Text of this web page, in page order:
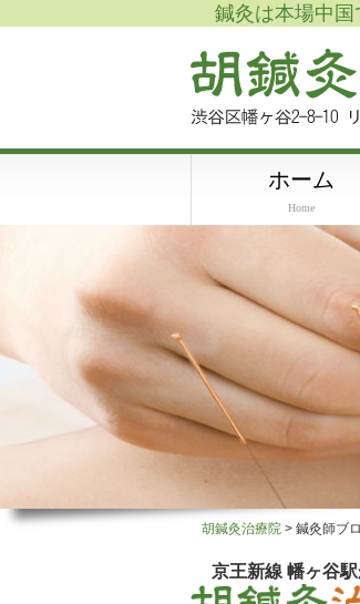
鍼灸は本場中国
ホーム
Home
胡鍼灸治療院 > 鍼灸師ブ
京王新線 幡ヶ谷